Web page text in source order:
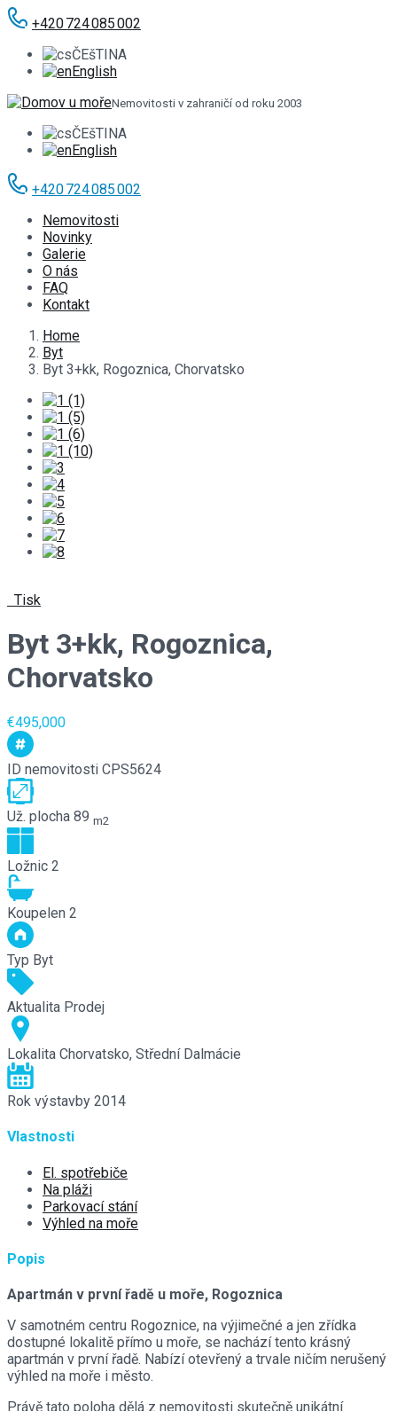
+420 724 085 002
ČEšTINA
English
Nemovitosti v zahraničí od roku 2003
ČEšTINA
English
+420 724 085 002
Nemovitosti
Novinky
Galerie
O nás
FAQ
Kontakt
Home
Byt
Byt 3+kk, Rogoznica, Chorvatsko
Tisk
Byt 3+kk, Rogoznica,
Chorvatsko
€495,000
ID nemovitosti CPS5624
Už. plocha 89 m2
Ložnic 2
Koupelen 2
Typ Byt
Aktualita Prodej
Lokalita Chorvatsko, Střední Dalmácie
Rok výstavby 2014
Vlastnosti
El. spotřebiče
Na pláži
Parkovací stání
Výhled na moře
Popis
Apartmán v první řadě u moře, Rogoznica
V samotném centru Rogoznice, na výjimečné a jen zřídka
dostupné lokalitě přímo u moře, se nachází tento krásný
apartmán v první řadě. Nabízí otevřený a trvale ničím nerušený
výhled na moře i město.
Právě tato poloha dělá z nemovitosti skutečně unikátní